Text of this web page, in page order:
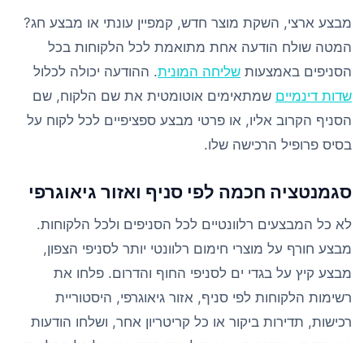
מבצע ארצי, השקת מוצר חדש, קמפיין עונתי או מבצע חג?
המטה שולח הודעה אחת מתואמת לכל הלקוחות בכל
הסניפים באמצעות שליחה המונית. ההודעה יכולה לכלול
שדות דינמיים שמתאימים אוטומטית את שם הלקוח, שם
הסניף הקרוב אליו, או פרטי מבצע ספציפיים לכל לקוח על
בסיס פרופיל הרכישה שלו.
סגמנטציה חכמה לפי סניף ואזור גיאוגרפי
לא כל המבצעים רלוונטיים לכל הסניפים ולכל הלקוחות.
מבצע חורף על מוצרי חימום רלוונטי יותר לסניפי הצפון,
מבצע קיץ על בגדי ים לסניפי החוף והדרום. פלחו את
רשימות הלקוחות לפי סניף, אזור גיאוגרפי, היסטוריית
רכישות, תדירות ביקור או כל קריטריון אחר, ושלחו הודעות